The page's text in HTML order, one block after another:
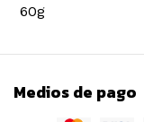
60g
Medios de pago